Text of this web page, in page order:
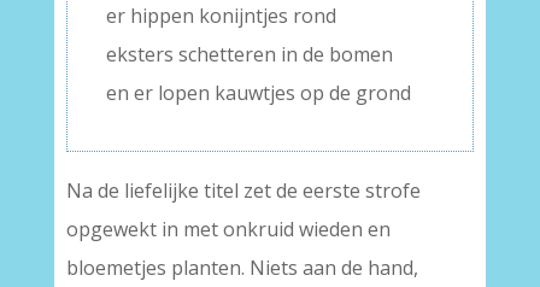
er hippen konijntjes rond
eksters schetteren in de bomen
en er lopen kauwtjes op de grond
Na de liefelijke titel zet de eerste strofe
opgewekt in met onkruid wieden en
bloemetjes planten. Niets aan de hand,